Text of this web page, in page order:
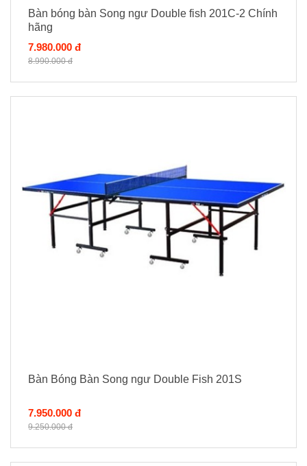
Bàn bóng bàn Song ngư Double fish 201C-2 Chính
hãng
7.980.000 đ
8.990.000 đ
Bàn Bóng Bàn Song ngư Double Fish 201S
7.950.000 đ
9.250.000 đ